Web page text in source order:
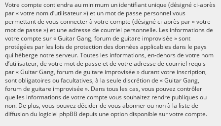
Votre compte contiendra au minimum un identifiant unique (désigné ci-après
par « votre nom d’utilisateur ») et un mot de passe personnel vous
permettant de vous connecter à votre compte (désigné ci-après par « votre
mot de passe ») et une adresse de courriel personnelle. Les informations de
votre compte sur « Guitar Gang, forum de guitare improvisée » sont
protégées par les lois de protection des données applicables dans le pays
qui héberge notre serveur. Toutes les informations, en-dehors de votre nom
d’utilisateur, de votre mot de passe et de votre adresse de courriel requis
par « Guitar Gang, forum de guitare improvisée » durant votre inscription,
sont obligatoires ou facultatives, à la seule discrétion de « Guitar Gang,
forum de guitare improvisée ». Dans tous les cas, vous pouvez contrôler
quelles informations de votre compte vous souhaitez rendre publiques ou
non. De plus, vous pouvez décider de vous abonner ou non à la liste de
diffusion du logiciel phpBB depuis une option disponible sur votre compte.